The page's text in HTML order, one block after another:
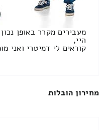
מעבירים מקרר באופן
היי,
קוראים לי דמיטרי ואני
מחירון הובלות